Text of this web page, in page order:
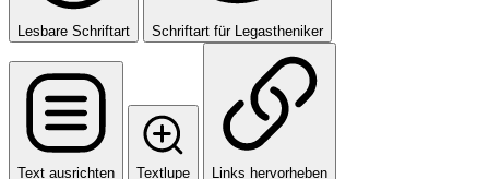
Lesbare Schriftart Schriftart für Legastheniker
Text ausrichten Textlupe Links hervorheben